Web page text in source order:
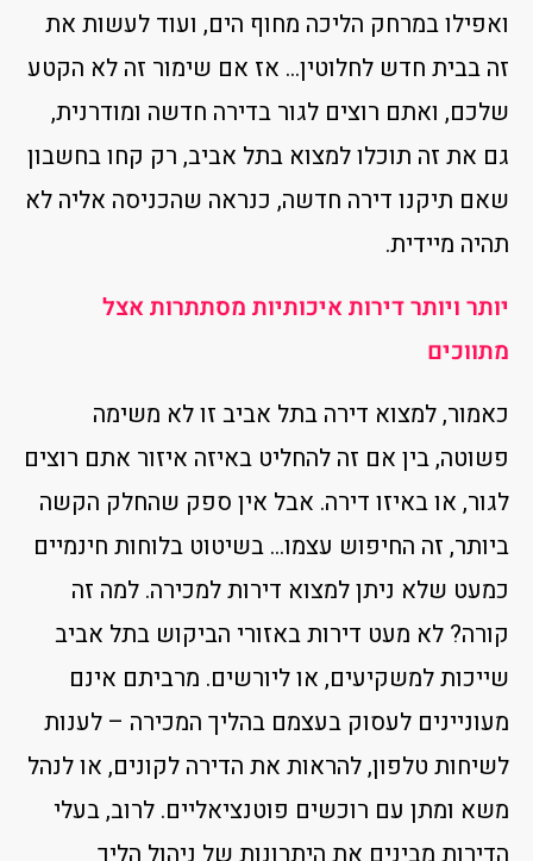
ואפילו במרחק הליכה מחוף הים, ועוד לעשות את
זה בבית חדש לחלוטין… אז אם שימור זה לא הקטע
שלכם, ואתם רוצים לגור בדירה חדשה ומודרנית,
גם את זה תוכלו למצוא בתל אביב, רק קחו בחשבון
שאם תיקנו דירה חדשה, כנראה שהכניסה אליה לא
תהיה מיידית.
יותר ויותר דירות איכותיות מסתתרות אצל
מתווכים
כאמור, למצוא דירה בתל אביב זו לא משימה
פשוטה, בין אם זה להחליט באיזה איזור אתם רוצים
לגור, או באיזו דירה. אבל אין ספק שהחלק הקשה
ביותר, זה החיפוש עצמו… בשיטוט בלוחות חינמיים
כמעט שלא ניתן למצוא דירות למכירה. למה זה
קורה? לא מעט דירות באזורי הביקוש בתל אביב
שייכות למשקיעים, או ליורשים. מרביתם אינם
מעוניינים לעסוק בעצמם בהליך המכירה – לענות
לשיחות טלפון, להראות את הדירה לקונים, או לנהל
משא ומתן עם רוכשים פוטנציאליים. לרוב, בעלי